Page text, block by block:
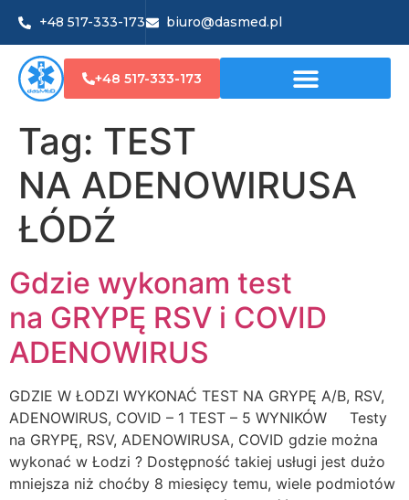
+48 517-333-173 biuro@dasmed.pl
+48 517-333-173
Tag: TEST
NA ADENOWIRUSA
ŁÓDŹ
Gdzie wykonam test
na GRYPĘ RSV i COVID
ADENOWIRUS
GDZIE W ŁODZI WYKONAĆ TEST NA GRYPĘ A/B, RSV,
ADENOWIRUS, COVID – 1 TEST – 5 WYNIKÓW Testy
na GRYPĘ, RSV, ADENOWIRUSA, COVID gdzie można
wykonać w Łodzi ? Dostępność takiej usługi jest dużo
mniejsza niż choćby 8 miesięcy temu, wiele podmiotów